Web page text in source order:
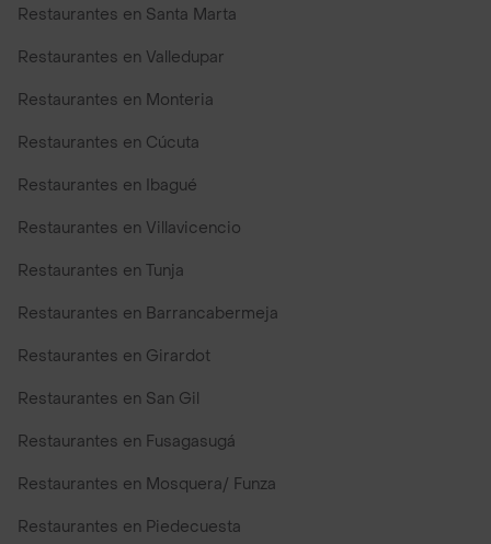
Restaurantes en Santa Marta
Restaurantes en Valledupar
Restaurantes en Monteria
Restaurantes en Cúcuta
Restaurantes en Ibagué
Restaurantes en Villavicencio
Restaurantes en Tunja
Restaurantes en Barrancabermeja
Restaurantes en Girardot
Restaurantes en San Gil
Restaurantes en Fusagasugá
Restaurantes en Mosquera/ Funza
Restaurantes en Piedecuesta